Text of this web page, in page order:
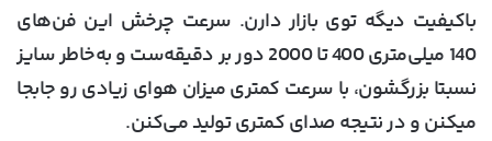
باکیفیت دیگه توی بازار دارن. سرعت چرخش این فن‌های
140 میلی‌متری 400 تا 2000 دور بر دقیقه‌ست و به‌خاطر سایز
نسبتا بزرگشون، با سرعت کمتری میزان هوای زیادی رو جابجا
میکنن و در نتیجه صدای کمتری تولید می‌کنن.